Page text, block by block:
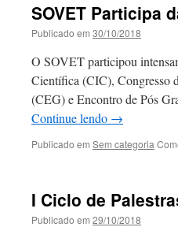
principais
eventos
de
oncologia
no
país
SOVET Participa
Publicado em 30/10/2018
O SOVET participou
Científica (CIC), Congresso
(CEG) e Encontro de Pós
Continue lendo →
Publicado em Sem categoria
I Ciclo de
Publicado em 29/10/2018